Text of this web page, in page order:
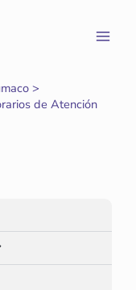
de Atención